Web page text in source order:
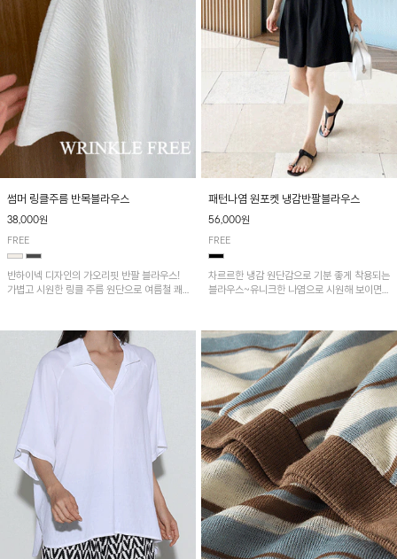
썸머 링클주름 반목블라우스
38,000원
FREE
반하이넥 디자인의 가오리핏 반팔 블라우스!
가볍고 시원한 링클 주름 원단으로 여름철 쾌
패턴나염 원포켓 냉감반팔블라우스
56,000원
FREE
차르르한 냉감 원단감으로 기분 좋게 착용되는
블라우스~유니크한 나염으로 시원해 보이면